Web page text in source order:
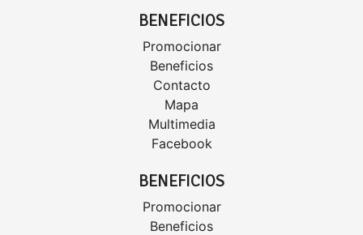
BENEFICIOS
Promocionar
Beneficios
Contacto
Mapa
Multimedia
Facebook
BENEFICIOS
Promocionar
Beneficios